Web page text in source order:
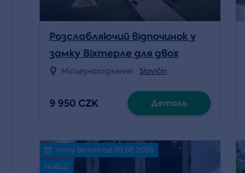
Розслабляючий відпочинок у
замку Віхтерле для двох
Місцезнаходження: Slavičín
9 950 CZK Деталь
Volný termín od 09.08.2026
Новий